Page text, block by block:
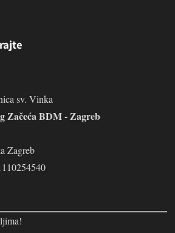
sv. Vinka
Začeća BDM - Zagreb
Zagreb